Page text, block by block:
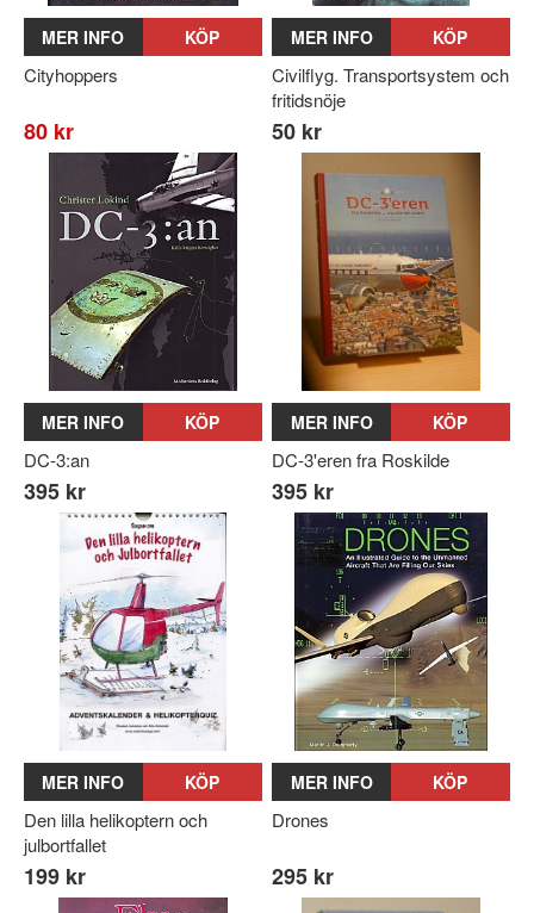
MER INFO KÖP
Cityhoppers
80 kr
MER INFO KÖP
Civilflyg. Transportsystem och
fritidsnöje
50 kr
MER INFO KÖP
DC-3:an
395 kr
MER INFO KÖP
DC-3'eren fra Roskilde
395 kr
MER INFO KÖP
Den lilla helikoptern och
julbortfallet
199 kr
MER INFO KÖP
Drones
295 kr